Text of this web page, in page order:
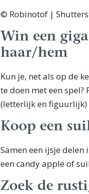
© Robinotof |
Win een
haar/hem
Kun je, net als op de
te doen met een spel?
(letterlijk en figuurlijk)
Koop een
Samen een ijsje delen
een candy apple of
Zoek de